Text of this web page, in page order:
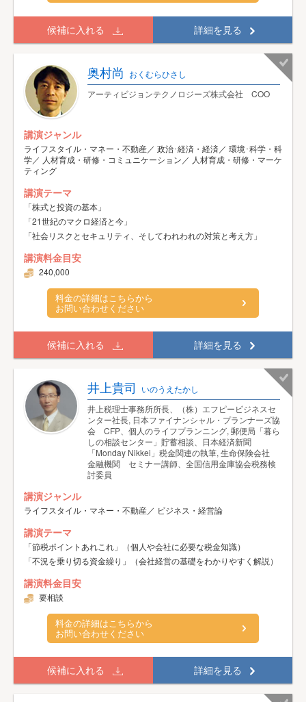
候補に入れる 詳細を見る
奥村尚 おくむらひさし
アーティビジョンテクノロジーズ株式会社 COO
講演ジャンル
ライフスタイル・マネー・不動産／ 政治･経済・経済／ 環境･科学・科
学／ 人材育成・研修・コミュニケーション／ 人材育成・研修・マーケ
ティング
講演テーマ
「株式と投資の基本」
「21世紀のマクロ経済と今」
「社会リスクとセキュリティ、そしてわれわれの対策と考え方」
講演料金目安
240,000
料金の詳細はこちらから
お問い合わせください
候補に入れる 詳細を見る
井上貴司
いのうえたかし
井上税理士事務所所長、（株）エフピービジネスセ
ンター社長, 日本ファイナンシャル・プランナーズ協
会 CFP、個人のライフプランニング, 郵便局「暮ら
しの相談センター」貯蓄相談、日本経済新聞
「Monday Nikkei」税金関連の執筆, 生命保険会社
金融機関 セミナー講師、全国信用金庫協会税務検
討委員
講演ジャンル
ライフスタイル・マネー・不動産／ ビジネス・経営論
講演テーマ
「節税ポイントあれこれ」（個人や会社に必要な税金知識）
「不況を乗り切る資金繰り」（会社経営の基礎をわかりやすく解説）
講演料金目安
要相談
料金の詳細はこちらから
お問い合わせください
候補に入れる 詳細を見る